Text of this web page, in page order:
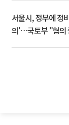
서울시, 정부에 정
의'⋯국토부 "협의